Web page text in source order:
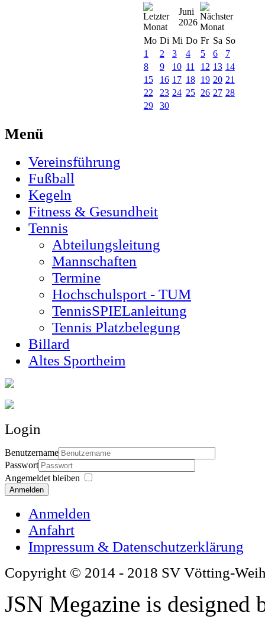
Juni
2026
Mo Di Mi Do Fr Sa So
1
2 3 4 5 6
7
8
9 10 11 12 13 14
15
16 17 18 19 20 21
22
23 24 25 26 27 28
29
30
Menü
Vereinsführung
Fußball
Kegeln
Fitness & Gesundheit
Tennis
Abteilungsleitung
Mannschaften
Termine
Hochschulsport - TUM
TennisSPIELanleitung
Tennis Platzbelegung
Billard
Altes Sportheim
Login
Benutzername
Passwort
Angemeldet bleiben
Anmelden
Anmelden
Anfahrt
Impressum & Datenschutzerklärung
Copyright © 2014 - 2018 SV Vötting-
JSN Megazine is designed